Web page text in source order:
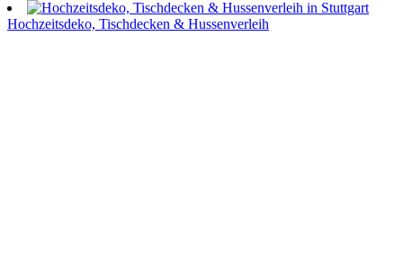
Hochzeitsdeko, Tischdecken & Hussenverleih